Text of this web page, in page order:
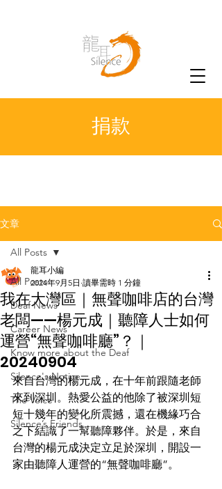
捐款
文章
All Posts
Deaf News
Career News
Know more about the Deaf
Silence's Notice
The Voice
Silence’s Friends
All Posts
我在大灣區｜無聲咖啡店的台灣
老闆——楊元成｜聽障人士如何
運營“無聲咖啡廳”？｜
20240904
龍耳小編
2024年9月5日 讀畢需時 1 分鐘
來自台灣的楊元成，在十年前跟隨老師
來到深圳。熱愛公益的他除了被深圳短
短十幾年的變化所震撼，還在機緣巧合
之下結識了一幫聽障夥伴。於是，來自
台灣的楊元成決定立足於深圳，開設一
家由聽障人運營的“無聲咖啡廳”。